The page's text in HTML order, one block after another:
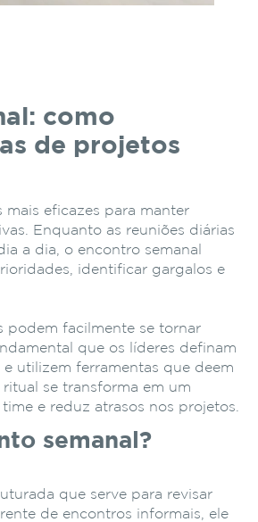
como
de projetos
eficazes para manter
Enquanto as reuniões diárias
a dia, o encontro semanal
identificar gargalos e
podem facilmente se tornar
que os líderes definam
utilizem ferramentas que deem
se transforma em um
e reduz atrasos nos projetos.
semanal?
que serve para revisar
de encontros informais, ele